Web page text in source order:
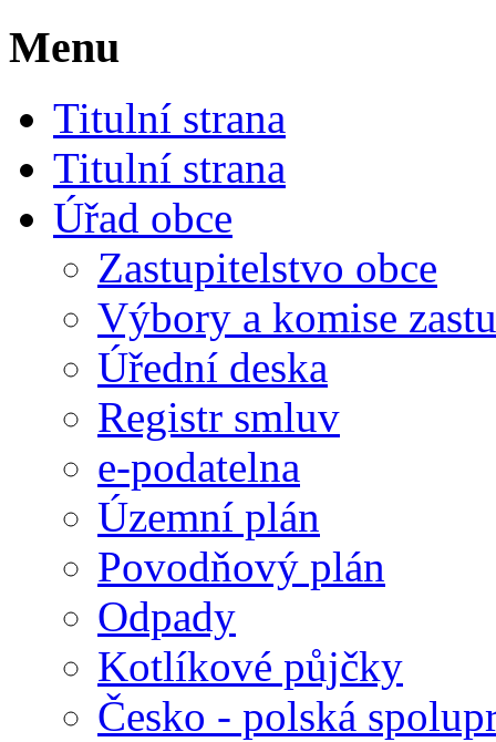
Menu
Titulní strana
Titulní strana
Úřad obce
Zastupitelstvo obce
Výbory a komise
Úřední deska
Registr smluv
e-podatelna
Územní plán
Povodňový plán
Odpady
Kotlíkové půjčky
Česko - polská